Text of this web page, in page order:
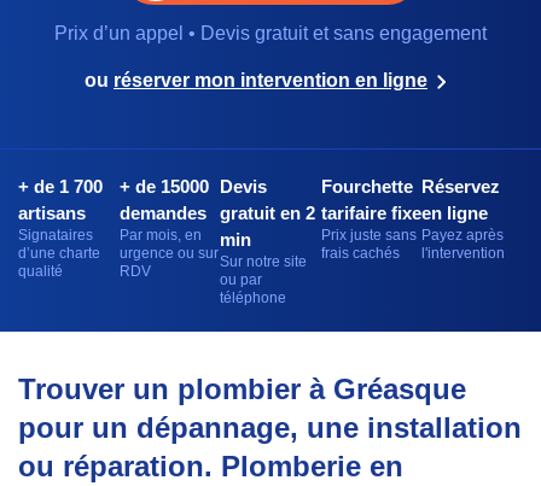
Prix d’un appel • Devis gratuit et sans engagement
ou réserver mon intervention en ligne
+ de 1 700
artisans
Signataires
d’une charte
qualité
+ de 15000
demandes
Par mois, en
urgence ou sur
RDV
Devis
gratuit en 2
min
Sur notre site
ou par
téléphone
Fourchette
tarifaire fixe
Prix juste sans
frais cachés
Réservez
en ligne
Payez après
l'intervention
Trouver un plombier à Gréasque
pour un dépannage, une installation
ou réparation. Plomberie en